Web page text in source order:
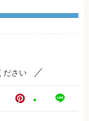
ださい